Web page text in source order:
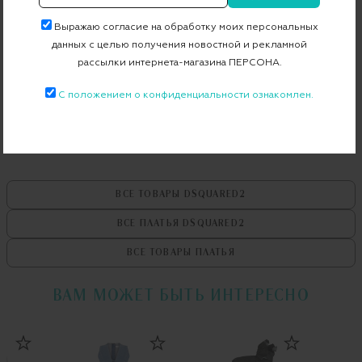
Примерка при доставке торговым представителем
ВСЕ ТОВАРЫ DSQUARED2
ВСЕ ПЛАТЬЯ DSQUARED2
ВСЕ ТОВАРЫ ПЛАТЬЯ
ВАМ МОЖЕТ БЫТЬ ИНТЕРЕСНО
Выражаю согласие на обработку моих персональных
данных с целью получения новостной и рекламной
рассылки интернета-магазина ПЕРСОНА.
С положением о конфиденциальности ознакомлен.